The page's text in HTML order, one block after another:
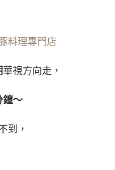
料理專門店
華視方向走，
鐘～
到，